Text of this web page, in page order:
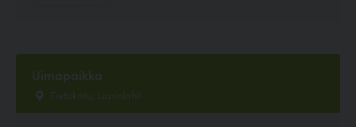
Uimapaikka
Tietokatu, Lapinlahti